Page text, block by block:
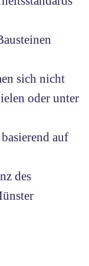
sich nicht
oder unter
auf
des